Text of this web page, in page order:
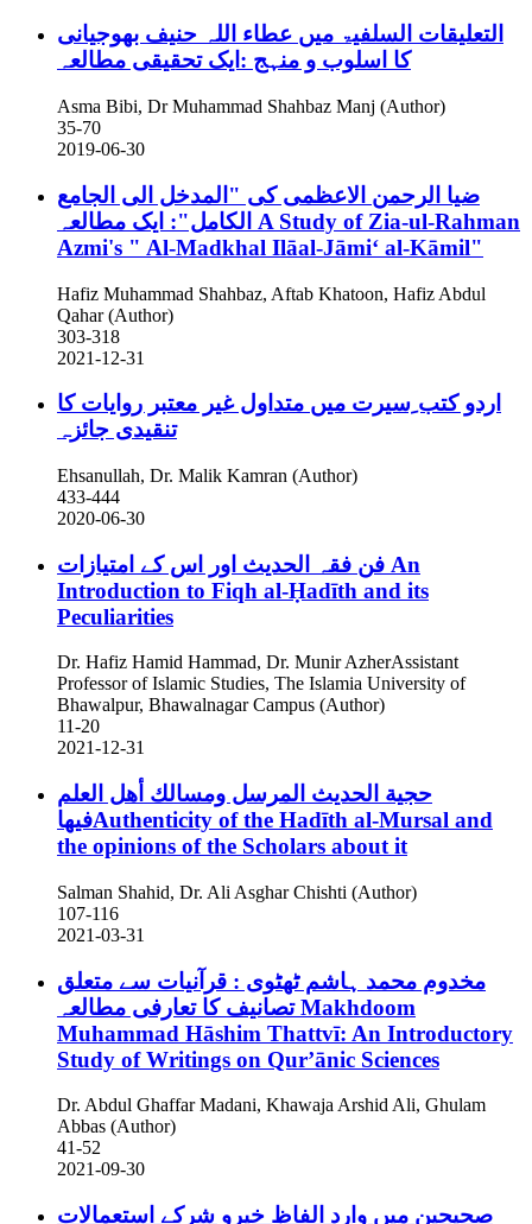
التعلیقات السلفیۃ میں عطاء اللہ حنیف بھوجیانی
کا اسلوب و منہج :ایک تحقیقی مطالعہ
Asma Bibi, Dr Muhammad Shahbaz Manj (Author)
35-70
2019-06-30
ضیا الرحمن الاعظمی کی "المدخل الی الجامع
A Study of Zia-ul-Rahman
Azmi's " Al-Madkhal Ilāal-Jāmiʻ al-Kāmil"
Hafiz Muhammad Shahbaz, Aftab Khatoon, Hafiz Abdul
Qahar (Author)
303-318
2021-12-31
اردو کتب ِسیرت میں متداول غیر معتبر روایات کا
تنقیدی جائزہ
Ehsanullah, Dr. Malik Kamran (Author)
433-444
2020-06-30
An
Introduction to Fiqh al-Ḥadīth and its
Peculiarities
Dr. Hafiz Hamid Hammad, Dr. Munir AzherAssistant
Professor of Islamic Studies, The Islamia University of
Bhawalpur, Bhawalnagar Campus (Author)
11-20
2021-12-31
حجية الحديث المرسل ومسالك أهل العلم
فيهاAuthenticity of the Hadīth al-Mursal and
the opinions of the Scholars about it
Salman Shahid, Dr. Ali Asghar Chishti (Author)
107-116
2021-03-31
مخدوم محمد ہاشم ٹھٹوی : قرآنیات سے متعلق
تصانیف کا تعارفی مطالعہMakhdoom
Muhammad Hāshim Thattvī: An Introductory
Study of Writings on Qur’ānic Sciences
Dr. Abdul Ghaffar Madani, Khawaja Arshid Ali, Ghulam
Abbas (Author)
41-52
2021-09-30
صحیحین میں وارد الفاظِ خیرو شرکے استعمالات